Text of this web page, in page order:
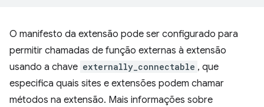
O manifesto da extensão pode ser configurado para
permitir chamadas de função externas à extensão
usando a chave externally_connectable⁠⁠ , que
especifica quais sites e extensões podem chamar
métodos na extensão. Mais informações sobre